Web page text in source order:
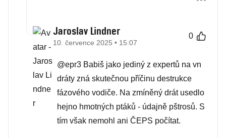
Jaroslav Lindner
10. července 2025 • 15:07
0
@epr3 Babiš jako jediný z expertů na vn
dráty zná skutečnou příčinu destrukce
fázového vodiče. Na zmíněný drát usedlo
hejno hmotných ptáků - údajně pštrosů. S
tím však nemohl ani ČEPS počítat.